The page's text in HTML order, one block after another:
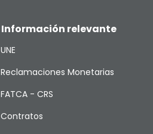
Información relevante
UNE
Reclamaciones Monetarias
FATCA - CRS
Contratos